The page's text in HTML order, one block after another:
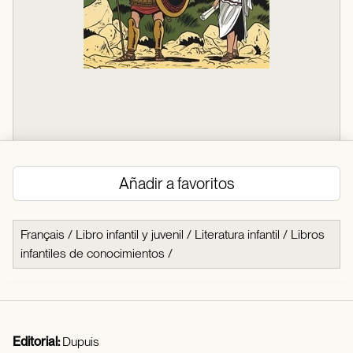
Añadir a favoritos
Français / Libro infantil y juvenil / Literatura infantil / Libros
infantiles de conocimientos /
Editorial:Dupuis